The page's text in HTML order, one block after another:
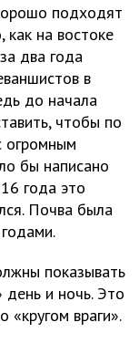
подходят
как на востоке
два года
в
до начала
чтобы по
огромным
бы написано
года это
Почва была
показывать
день и ночь. Это
«кругом враги».